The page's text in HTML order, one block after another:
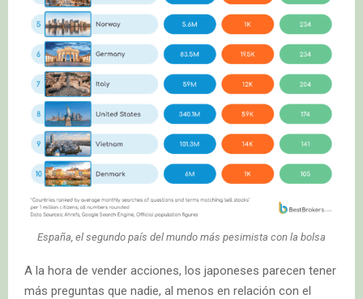
España, el segundo país del mundo más pesimista con la bolsa
A la hora de vender acciones, los japoneses parecen tener
más preguntas que nadie, al menos en relación con el